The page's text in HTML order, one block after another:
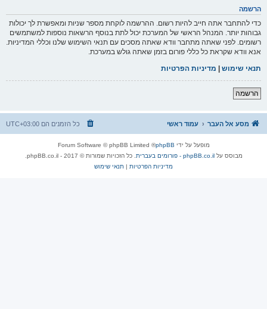
הרשמה
כדי להתחבר אתה חייב להיות רשום. ההרשמה לוקחת מספר שניות ומאפשרת לך יכולות
גבוהות יותר. המנהל הראשי של המערכת יכול לתת בנוסף הרשאות נוספות למשתמשים
רשומים. לפני שאתה מתחבר וודא שאתה מסכים עם תנאי השימוש שלנו וכללי המדיניות.
אנא וודא שקראת כל כללי פורום בזמן שאתה גולש במערכת.
תנאי שימוש | מדיניות הפרטיות
הרשמה
מסע אל העבר עמוד ראשי כל הזמנים הם UTC+03:00
מופעל על ידי phpBB
® Forum Software © phpBB Limited
מבוסס עלphpBB.co.il - פורומים בעברית
. כל הזכויות שמורות © 2017 - phpBB.co.il.
מדיניות הפרטיות | תנאי שימוש